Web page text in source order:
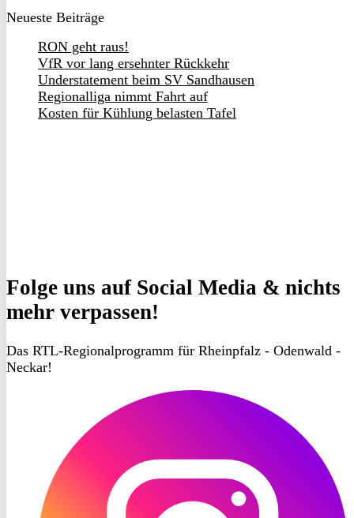
Neueste Beiträge
RON geht raus!
VfR vor lang ersehnter Rückkehr
Understatement beim SV Sandhausen
Regionalliga nimmt Fahrt auf
Kosten für Kühlung belasten Tafel
Folge uns auf Social Media & nichts
mehr verpassen!
Das RTL-Regionalprogramm für Rheinpfalz - Odenwald -
Neckar!
Instagram